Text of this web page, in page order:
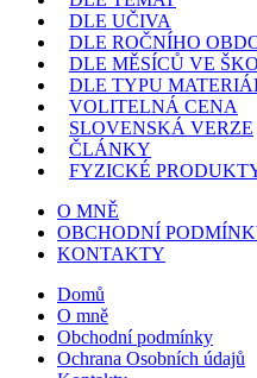
DLE UČIVA
DLE ROČNÍHO
DLE MĚSÍCŮ VE
DLE TYPU
VOLITELNÁ CENA
SLOVENSKÁ VERZE
ČLÁNKY
FYZICKÉ
O MNĚ
OBCHODNÍ
KONTAKTY
Domů
O mně
Obchodní podmínky
Ochrana Osobních údajů